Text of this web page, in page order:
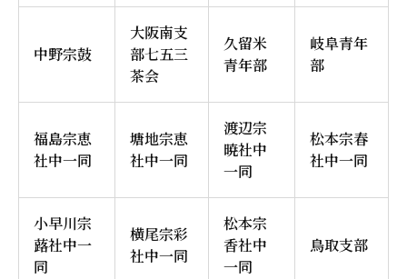
中野宗鼓
大阪南支
部七五三
茶会
久留米
青年部
岐阜青年
部
福島宗恵
社中一同
塘地宗恵
社中一同
渡辺宗
暁社中
一同
松本宗春
社中一同
小早川宗
蕗社中一
同
横尾宗彩
社中一同
松本宗
香社中
一同
鳥取支部